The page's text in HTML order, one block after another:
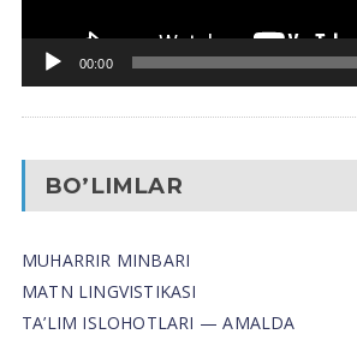
00:00
BO’LIMLAR
MUHARRIR MINBARI
MATN LINGVISTIKASI
TA’LIM ISLOHOTLARI — AMALDA